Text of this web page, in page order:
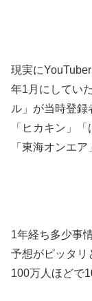
現実に
年1月にしてい
ル」が当時登
「ヒカキン」
「東海オンエ
1年経ち多少事
予想がピッタリ
100万人ほどで